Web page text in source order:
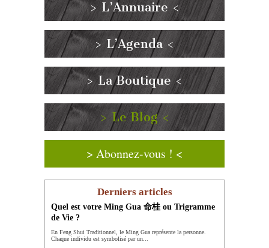
> L’Annuaire <
> L’Agenda <
> La Boutique <
> Le Blog <
> Abonnez-vous ! <
Derniers articles
Quel est votre Ming Gua 命桂 ou Trigramme
de Vie ?
En Feng Shui Traditionnel, le Ming Gua représente la personne.
Chaque individu est symbolisé par un...